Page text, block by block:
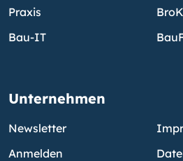
Praxis
Bau-IT
Unternehmen
Newsletter
Anmelden